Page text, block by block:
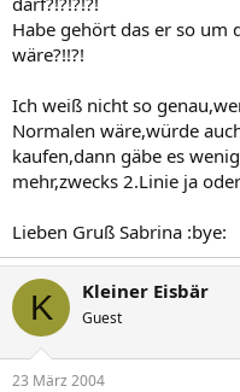
Habe gehört das er so um
wäre?!!?!
Ich weiß nicht so
Normalen wäre,würde
kaufen,dann gäbe es
mehr,zwecks 2.Linie ja
Lieben Gruß Sabrina :bye:
K Kleiner Eisbär
Guest
23 März 2004